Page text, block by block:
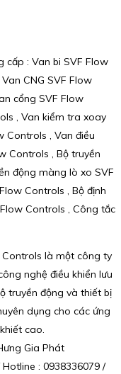
cấp : Van bi SVF Flow
CNG SVF Flow
cổng SVF Flow
, Van kiểm tra xoay
Controls , Van điều
Controls , Bộ truyền
động màng lò xo SVF
Controls , Bộ định
Controls , Công tắc
là một công ty
nghệ điều khiển lưu
truyền động và thiết bị
dụng cho các ứng
cao.
Gia Phát
: 0938336079 /